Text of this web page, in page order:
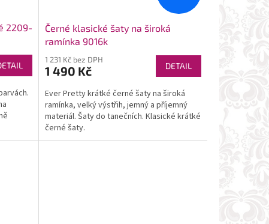
2209-
Černé klasické šaty na široká
ramínka 9016k
1 231 Kč bez DPH
1 490 Kč DETAIL
Ever Pretty krátké černé šaty na široká
ramínka, velký výstřih, jemný a příjemný
materiál. Šaty do tanečních. Klasické krátké
černé šaty.